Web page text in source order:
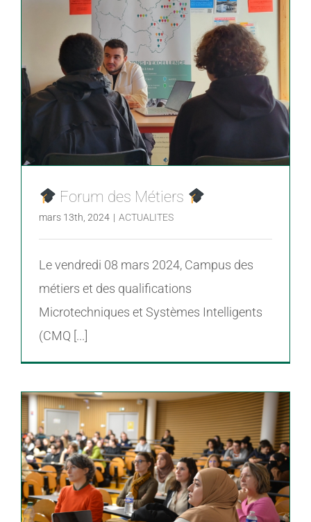
Forum des Métiers
mars 13th, 2024 | ACTUALITES
Le vendredi 08 mars 2024, Campus des
métiers et des qualifications
Microtechniques et Systèmes Intelligents
(CMQ [...]